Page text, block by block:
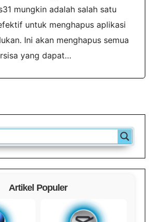
mungkin adalah salah satu
untuk menghapus aplikasi
Ini akan menghapus semua
yang dapat…
Artikel Populer